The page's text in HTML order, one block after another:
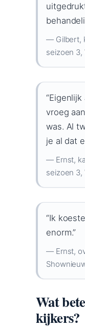
— Gilbert,
seizoen 3,
vroeg
was. Al
je al dat
— Ernst,
seizoen 3,
“Ik
enorm.”
— Ernst,
Wat
kijkers?